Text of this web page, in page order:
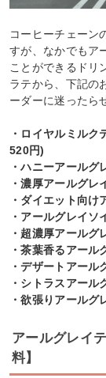
コーヒーチェーン
すが、なかでもア
ことができるドリ
ラテから、下記の
ーダーに迷ったら
・ロイヤルミル
520円)
・ハニーアール
・濃厚アールグ
・ダイエット向
・アールグレイ
・超濃厚アール
・茶葉香るアー
・デザートアール
・シトラスアー
・欲張りアール
アールグレイ
料】